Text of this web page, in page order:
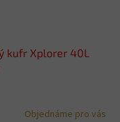
kufr Xplorer 40L
Objednáme pro vás